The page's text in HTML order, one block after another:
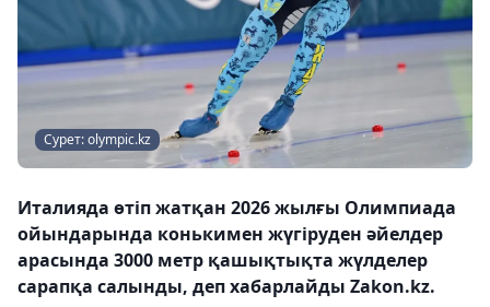
Сурет: olympic.kz
Италияда өтіп жатқан 2026 жылғы Олимпиада
ойындарында конькимен жүгіруден әйелдер
арасында 3000 метр қашықтықта жүлделер
сарапқа салынды, деп хабарлайды Zakon.kz.